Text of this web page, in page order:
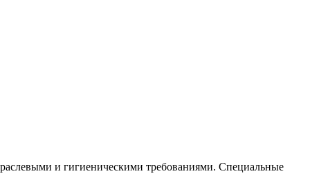
и гигиеническими требованиями. Специальные